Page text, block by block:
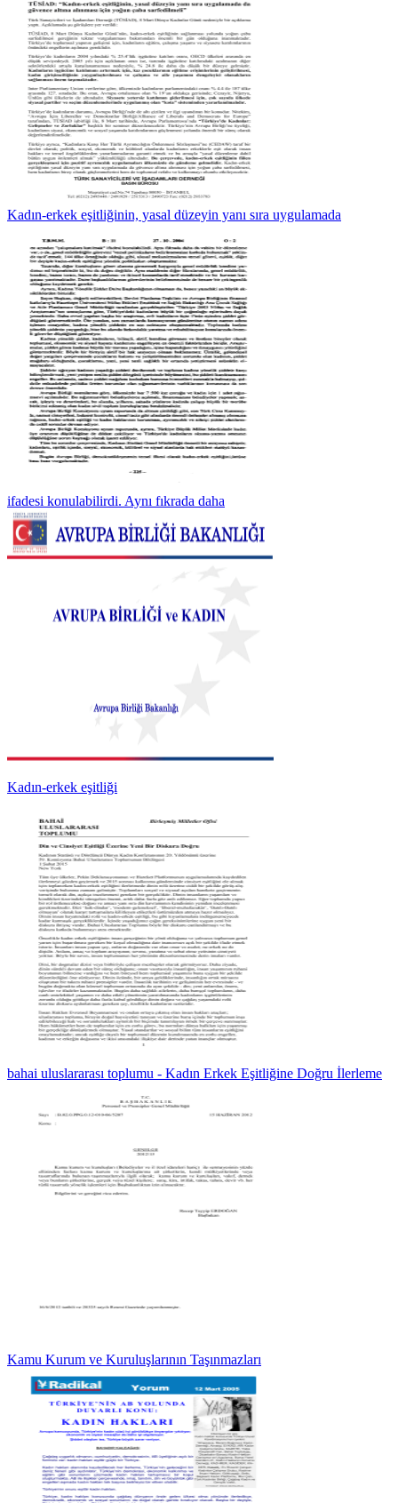
Kadın-erkek eşitliğinin, yasal düzeyin yanı sıra uygulamada
ifadesi konulabilirdi. Aynı fıkrada daha
Kadın-erkek eşitliği
bahai uluslararası toplumu - Kadın Erkek Eşitliğine Doğru İlerleme
Kamu Kurum ve Kuruluşlarının Taşınmazları